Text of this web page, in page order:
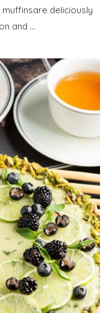
deliciously
and …